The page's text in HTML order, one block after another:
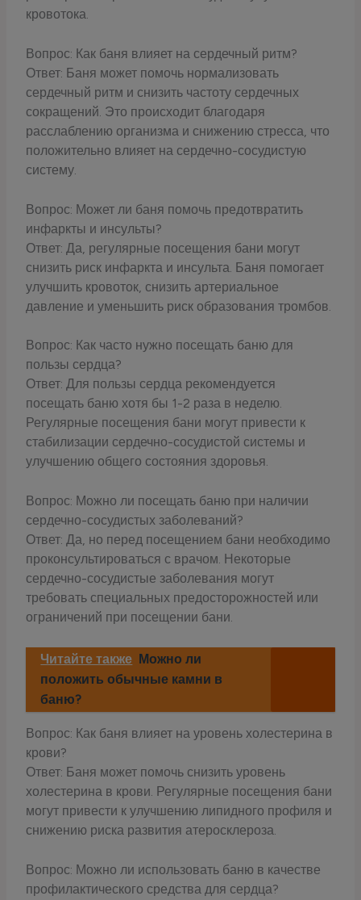
кровотока.
Вопрос: Как баня влияет на сердечный ритм?
Ответ: Баня может помочь нормализовать
сердечный ритм и снизить частоту сердечных
сокращений. Это происходит благодаря
расслаблению организма и снижению стресса, что
положительно влияет на сердечно-сосудистую
систему.
Вопрос: Может ли баня помочь предотвратить
инфаркты и инсульты?
Ответ: Да, регулярные посещения бани могут
снизить риск инфаркта и инсульта. Баня помогает
улучшить кровоток, снизить артериальное
давление и уменьшить риск образования тромбов.
Вопрос: Как часто нужно посещать баню для
пользы сердца?
Ответ: Для пользы сердца рекомендуется
посещать баню хотя бы 1-2 раза в неделю.
Регулярные посещения бани могут привести к
стабилизации сердечно-сосудистой системы и
улучшению общего состояния здоровья.
Вопрос: Можно ли посещать баню при наличии
сердечно-сосудистых заболеваний?
Ответ: Да, но перед посещением бани необходимо
проконсультироваться с врачом. Некоторые
сердечно-сосудистые заболевания могут
требовать специальных предосторожностей или
ограничений при посещении бани.
Читайте также Можно ли
положить обычные камни в
баню?
Вопрос: Как баня влияет на уровень холестерина в
крови?
Ответ: Баня может помочь снизить уровень
холестерина в крови. Регулярные посещения бани
могут привести к улучшению липидного профиля и
снижению риска развития атеросклероза.
Вопрос: Можно ли использовать баню в качестве
профилактического средства для сердца?